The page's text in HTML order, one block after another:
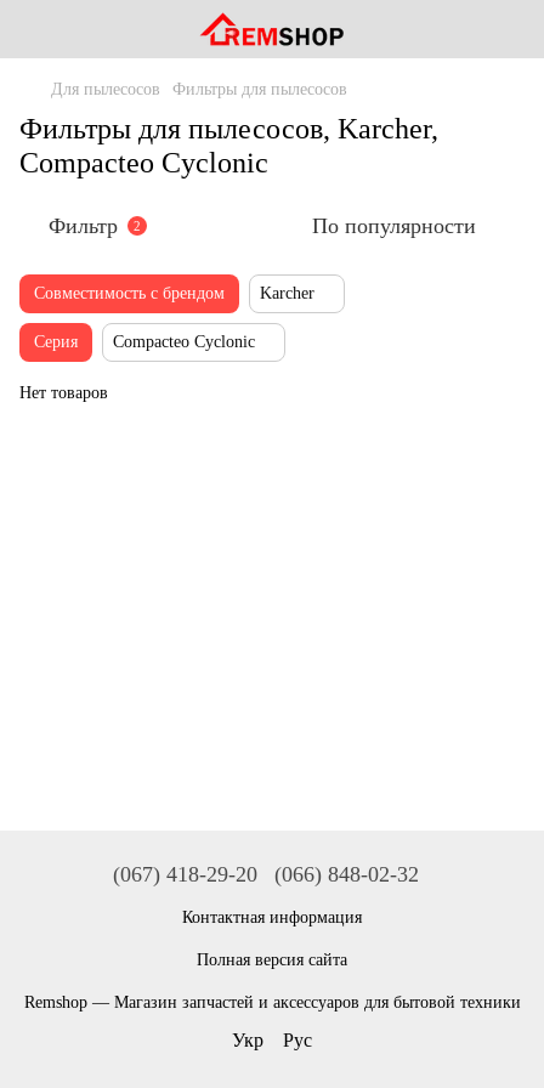
Для пылесосов Фильтры для пылесосов
Фильтры для пылесосов, Karcher,
Compacteo Cyclonic
Фильтр 2 По популярности
Совместимость с брендом Karcher
Серия Compacteo Cyclonic
Нет товаров
(067) 418-29-20 (066) 848-02-32
Контактная информация
Полная версия сайта
Remshop — Магазин запчастей и аксессуаров для бытовой техники
Укр Рус